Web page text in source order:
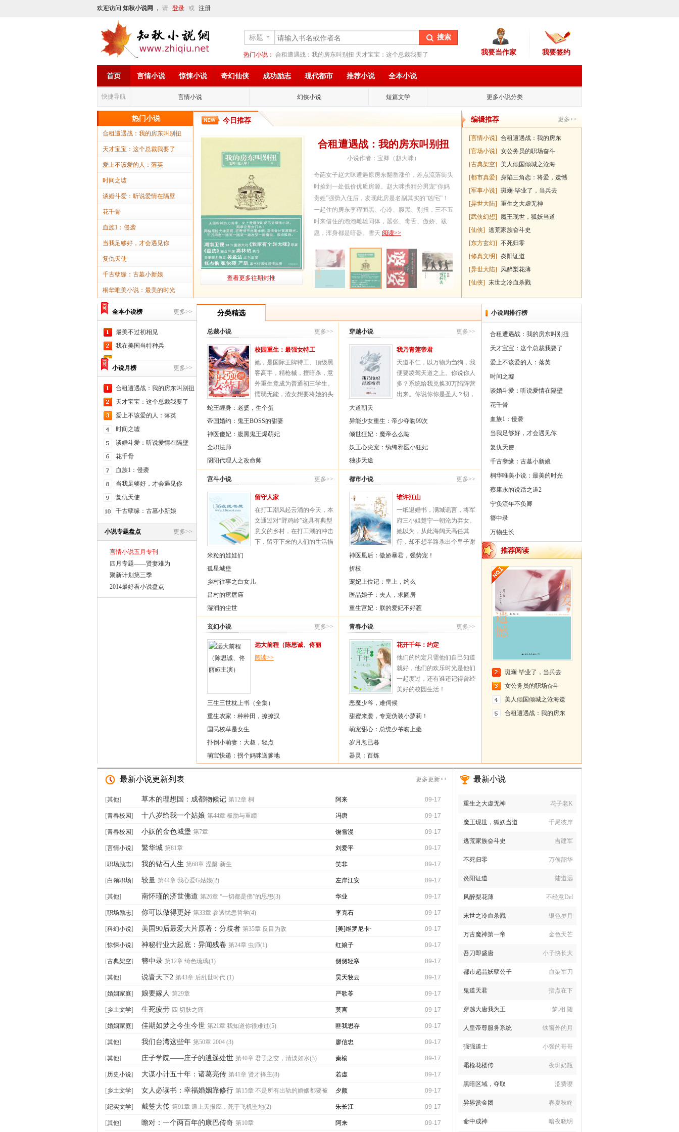
欢迎访问 知秋小说网 ， 请 登录 或 注册
标题
热门小说： 合租遭遇战：我的房东叫别扭 天才宝宝：这个总裁我要了 我要当作家 我要签约
首页 言情小说 惊悚小说 奇幻仙侠 成功励志 现代都市 推荐小说 全本小说
快捷导航 言情小说 幻侠小说 短篇文学 更多小说分类
热门小说
合租遭遇战：我的房东叫别扭
天才宝宝：这个总裁我要了
爱上不该爱的人：落英
时间之墟
谈婚斗爱：听说爱情在隔壁
花千骨
血族1：侵袭
当我足够好，才会遇见你
复仇天使
千古孽缘：古墓小新娘
桐华唯美小说：最美的时光
更多>>
编辑推荐
[言情小说] 合租遭遇战：我的房东
[官场小说] 女公务员的职场奋斗
[古典架空] 美人倾国倾城之沧海
[都市真爱] 身陷三角恋：将爱，遗憾
[军事小说] 斑斓·毕业了，当兵去
[异世大陆] 重生之大虚无神
[武侠幻想]
魔王现世，狐妖当道
[仙侠] 逃荒家族奋斗史
[东方玄幻] 不死归零
[修真文明] 炎阳证道
[异世大陆]
风醉梨花薄
[仙侠] 末世之冷血杀戮
今日推荐
查看更多往期封推
合租遭遇战：我的房东叫别扭
小说作者：宝卿（赵大咪）
奇葩女子赵大咪遭遇原房东翻番涨价，差点流落街头
时捡到一处低价优质房源。赵大咪携精分男宠“你妈
贵姓”强势入住后，发现此房是名副其实的“凶宅”！
一起住的房东李程面黑、心冷、腹黑、别扭，三不五
时来借住的泡泡雌雄同体，嚣张、毒舌、傲娇、跋
扈，浑身都是暗器。雪天 阅读>>
更多>>
全本小说榜
最美不过初相见
我在美国当特种兵
更多>>
小说月榜
合租遭遇战：我的房东叫别扭
天才宝宝：这个总裁我要了
爱上不该爱的人：落英
时间之墟
谈婚斗爱：听说爱情在隔壁
花千骨
血族1：侵袭
当我足够好，才会遇见你
复仇天使
千古孽缘：古墓小新娘
更多>>
小说专题盘点
言情小说五月专刊
四月专题——贤妻难为
聚新计划第三季
2014最好看小说盘点
分类精选
更多>>
总裁小说
校园重生：最强女特工
她，是国际王牌特工、顶级黑
客高手，精枪械，擅暗杀，意
外重生竟成为普通初三学生。
懦弱无能，渣女想要将她的头
摁进厕所粪坑里？
要债？
还有家里跟着的一群极品亲
重生而来的云笺扶额冷笑：想
知道死字怎么写吗！
她风华归来，高调回击，人若
PS:爽文、虐渣、打脸、女强
男强，1V1绝对身心干净，不
信你拿肥皂擦刷子刮刮看！顺
便按按右下角收藏一下哈！
阅读>>
蛇王缠身：老婆，生个蛋
帝国婚约：鬼王BOSS的甜妻
神医傻妃：腹黑鬼王爆萌妃
全职法师
阴阳代理人之改命师
更多>>
穿越小说
我乃青莲帝君
天道不仁，以万物为刍狗，我
便要凌驾天道之上。你说你人
多？系统给我兑换30万陷阵营
出来。你说你你是圣人？切，
我只知道齐天大圣！不认得斗
战胜佛！
阅读>>
大道朝天
异能少女重生：帝少夺吻99次
倾世狂妃：魔帝么么哒
妖王心尖宠：纨绔邪医小狂妃
独步天途
更多>>
宫斗小说
留守人家
在打工潮风起云涌的今天，本
文通过对“野鸡岭”这具有典型
意义的乡村，在打工潮的冲击
下，留守下来的人们的生活描
土生土长的家园，或许带来的
米粒的娃娃们
孤星城堡
乡村往事之白女儿
吕村的疙瘩庙
湿润的尘世
更多>>
都市小说
谁许江山
一纸退婚书，满城谣言，将军
府三小姐楚宁一朝沦为弃女。
她以为，从此海阔天高任其
行，却不想半路杀出个皇子谢
子玉。他们昔日因误会结怨，
一生渴望自由，却因身世之
谜，囿于朝堂；渴望被爱，却
不知并肩之人是否就是她的良
人？阅读>>
神医凰后：傲娇暴君，强势宠！
折枝
宠妃上位记：皇上，约么
医品娘子：夫人，求圆房
重生宫妃：朕的爱妃不好惹
更多>>
玄幻小说
远大前程（陈思诚、佟丽
娅主演）
阅读>>
三生三世枕上书（全集）
重生农家：种种田，撩撩汉
国民校草是女生
扑倒小萌妻：大叔，轻点
萌宝快递：拐个妈咪送爹地
更多>>
青春小说
花开千年：约定
他们的约定只需他们自己知道
就好，他们的欢乐时光是他们
一起度过，还有谁还记得曾经
美好的校园生活！
阅读>>
恶魔少爷，难伺候
甜蜜来袭，专宠伪装小萝莉！
萌宠甜心：总统少爷吻上瘾
岁月忽已暮
器灵：百炼
小说周排行榜
合租遭遇战：我的房东叫别扭
天才宝宝：这个总裁我要了
爱上不该爱的人：落英
时间之墟
谈婚斗爱：听说爱情在隔壁
花千骨
血族1：侵袭
当我足够好，才会遇见你
复仇天使
千古孽缘：古墓小新娘
桐华唯美小说：最美的时光
蔡康永的说话之道2
宁负流年不负卿
簪中录
万物生长
推荐阅读
斑斓·毕业了，当兵去
女公务员的职场奋斗
史：婆娑
美人倾国倾城之沧海遗
珠
合租遭遇战：我的房东
最新小说
花子老K
重生之大虚无神
千尾彼岸
魔王现世，狐妖当道
吉建军
逃荒家族奋斗史
万俟韶华
不死归零
陆道远
炎阳证道
不经意Del
风醉梨花薄
银色岁月
末世之冷血杀戮
金色天芒
万古魔神第一帝
小子快长大
吾刀即盛唐
血染军刀
都市超品妖孽公子
指点在下
鬼道天君
梦.相.随
穿越大唐我为王
铁窗外的月
人皇帝尊服务系统
小强的哥哥
强强道士
夜班奶瓶
霜枪花楼传
涩费嘤
黑暗区域，夺取
春夏秋咚
异界赏金团
暗夜晓明
命中成神
更多更新>>
最新小说更新列表
[其他] 草木的理想国：成都物候记 第12章 桐 阿来 09-17
[青春校园] 十八岁给我一个姑娘 第44章 板肋与重瞳 冯唐 09-17
[青春校园] 小妖的金色城堡 第7章 饶雪漫 09-17
[言情小说] 繁华城 第81章 刘爱平 09-17
[职场励志] 我的钻石人生 第68章 涅槃·新生 笑非 09-17
[白领职场] 较量 第44章 我心爱G姑娘(2) 左岸江安 09-17
[其他] 南怀瑾的济世佛道 第26章 “一切都是佛”的思想(3) 华业 09-17
[职场励志] 你可以做得更好 第33章 参透忧患哲学(4) 李克石 09-17
[科幻小说] 美国90后最爱大片原著：分歧者 第35章 反目为敌
[美]维罗尼卡·
罗斯
09-17
[惊悚小说] 神秘行业大起底：异闻残卷 第24章 虫师(1) 红娘子 09-17
[古典架空] 簪中录 第12章 绮色琉璃(1) 侧侧轻寒 09-17
[其他] 说晋天下2 第43章 后乱世时代 (1) 昊天牧云 09-17
[婚姻家庭] 娘要嫁人 第29章 严歌苓 09-17
[乡土文学] 生死疲劳 四 切肤之痛 莫言 09-17
[婚姻家庭] 佳期如梦之今生今世 第21章 我知道你很难过(5) 匪我思存 09-17
[其他] 我们台湾这些年 第50章 2004 (3) 廖信忠 09-17
[其他] 庄子学院——庄子的逍遥处世 第40章 君子之交，清淡如水(3) 秦榆 09-17
[历史小说] 大谋小计五十年：诸葛亮传 第41章 贤才择主(8) 若虚 09-17
[乡土文学] 女人必读书：幸福婚姻靠修行 第15章 不是所有出轨的婚姻都要被
舍弃(1)
夕颜 09-17
[纪实文学] 戴笠大传 第91章 遭上天报应，死于飞机坠地(2) 朱长江 09-17
[其他] 瞻对：一个两百年的康巴传奇 第10章 阿来 09-17